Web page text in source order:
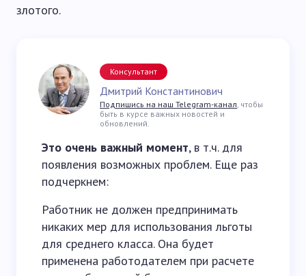
злотого.
Консультант
Дмитрий Константинович
Подпишись на наш Telegram-канал, чтобы
быть в курсе важных новостей и
обновлений.
Это очень важный момент, в т.ч. для
появления возможных проблем. Еще раз
подчеркнем:
Работник не должен предпринимать
никаких мер для использования льготы
для среднего класса. Она будет
применена работодателем при расчете